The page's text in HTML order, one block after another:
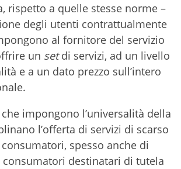
rispetto a quelle stesse norme –
degli utenti contrattualmente
al fornitore del servizio
un setdi servizi, ad un livello
e a un dato prezzo sull’intero
impongono l’universalità della
l’offerta di servizi di scarso
spesso anche di
destinatari di tutela